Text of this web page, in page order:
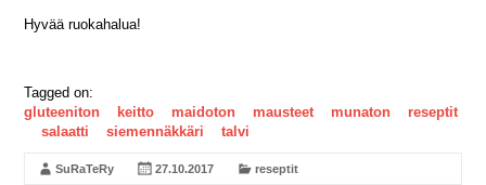
Hyvää ruokahalua!
Tagged on:
gluteeniton
keitto maidoton mausteet munaton
reseptit
salaatti
siemennäkkäri talvi
SuRaTeRy 27.10.2017 reseptit